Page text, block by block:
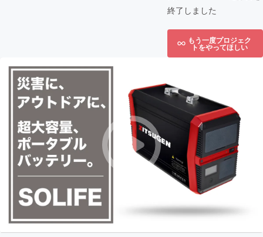
終了しました
もう一度プロジェク
トをやってほしい